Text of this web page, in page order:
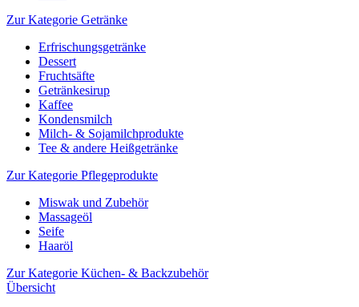
Zur Kategorie Getränke
Erfrischungsgetränke
Dessert
Fruchtsäfte
Getränkesirup
Kaffee
Kondensmilch
Milch- & Sojamilchprodukte
Tee & andere Heißgetränke
Zur Kategorie Pflegeprodukte
Miswak und Zubehör
Massageöl
Seife
Haaröl
Zur Kategorie Küchen- & Backzubehör
Übersicht